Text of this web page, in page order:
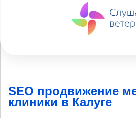
SEO продвижение
клиники в Калуге